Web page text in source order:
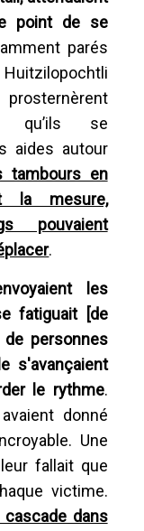
point de se
parés
Huitzilopochtli
qu’ils se
aides autour
tambours en
la mesure,
pouvaient
.
les
fatiguait [de
personnes
s'avançaient
le rythme.
donné
Une
fallait que
victime.
dans